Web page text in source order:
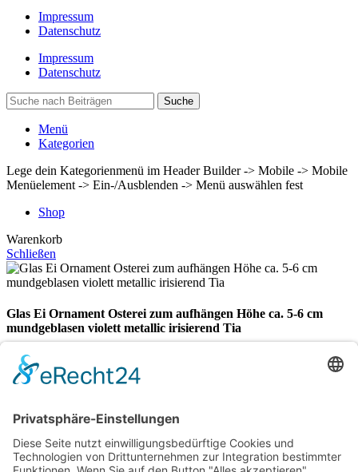
Impressum
Datenschutz
Impressum
Datenschutz
Suche
Menü
Kategorien
Lege dein Kategorienmenü im Header Builder -> Mobile -> Mobile
Menüelement -> Ein-/Ausblenden -> Menü auswählen fest
Shop
Warenkorb
Schließen
Glas Ei Ornament Osterei zum aufhängen Höhe ca. 5-6 cm
mundgeblasen violett metallic irisierend Tia
7,90
Vorrätig
Glas
Ei
Ornament
Osterei
Vergleichen
Zur Wunschliste hinzufügen